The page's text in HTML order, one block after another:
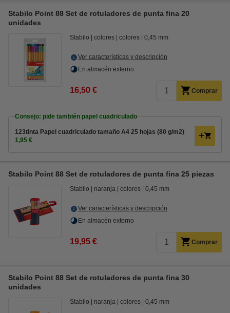
Stabilo Point 88 Set de rotuladores de punta fina 20
unidades
Stabilo colores colores 0,45 mm
Ver características y descripción
En almacén externo
16,50 € Comprar
Consejo: pide también papel cuadriculado
123tinta Papel cuadriculado tamaño A4 25 hojas (80 g/m2)
1,95 €
Stabilo Point 88 Set de rotuladores de punta fina 25 piezas
Stabilo naranja colores 0,45 mm
Ver características y descripción
En almacén externo
19,95 € Comprar
Stabilo Point 88 Set de rotuladores de punta fina 30
unidades
Stabilo naranja colores 0,45 mm